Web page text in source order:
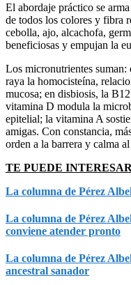
El abordaje práctico se
de todos los colores y fibra
cebolla, ajo, alcachofa,
beneficiosas y empujan la
Los micronutrientes
raya la homocisteína,
mucosa; en disbiosis, la
vitamina D modula la
epitelial; la vitamina A
amigas. Con constancia,
orden a la barrera y calma al
TE PUEDE
La columna de Pérez
La columna de Pérez
conviene atender pronto
La columna de Pérez
ancestral sanador